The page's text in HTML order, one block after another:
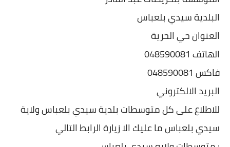
البلدية سيدي بلعباس
العنوان حي الحرية
الهاتف 048590081
فاكس 048590081
البريد الالكتروني
للاطلاع على كل متوسطات بلدية سيدي بلعباس ولاية
سيدي بلعباس ما عليك الا زيارة الرابط التالي